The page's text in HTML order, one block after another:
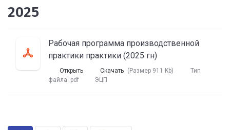
2025
Рабочая программа производственной
практики практики (2025 гн)
Открыть Скачать (Размер 911 Kb)
Тип
файла: pdf ЭЦП